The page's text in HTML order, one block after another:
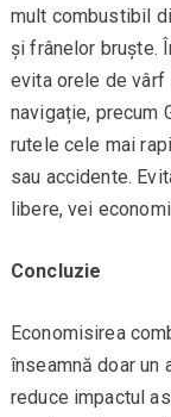
mult combustibil
și frânelor bruște.
evita orele de
navigație, precum
rutele cele mai
sau accidente.
libere, vei
Concluzie
Economisirea
înseamnă doar un
reduce impactul